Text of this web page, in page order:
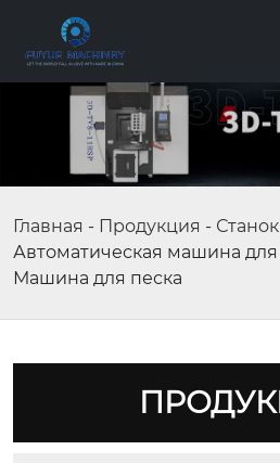
Главная - Продукция -
Автоматическая машина
Машина для песка